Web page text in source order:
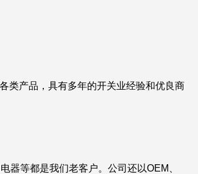
类产品，具有多年的开关业经验和优良商
等都是我们老客户。公司还以OEM、